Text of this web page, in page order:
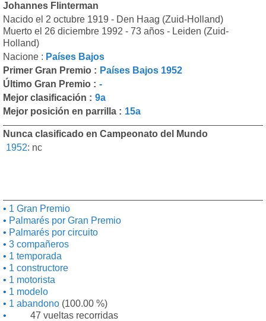
Johannes Flinterman
Nacido el 2 octubre 1919 - Den Haag (Zuid-Holland)
Muerto el 26 diciembre 1992 - 73 años - Leiden (Zuid-
Holland)
Nacione : Países Bajos
Primer Gran Premio : Países Bajos 1952
Último Gran Premio : -
Mejor clasificación : 9a
Mejor posición en parrilla : 15a
Nunca clasificado en Campeonato del Mundo
1952: nc
1 Gran Premio
Palmarés por Gran Premio
Palmarés por circuito
3 compañeros
1 temporada
1 constructore
1 motorista
1 modelo
1 abandono (100.00 %)
47 vueltas recorridas